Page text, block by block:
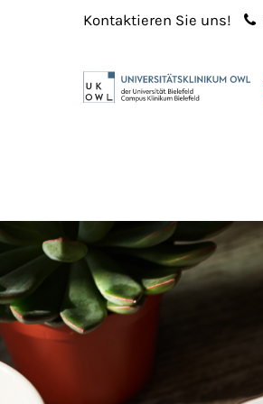
Login
Benutzername
Anmelden
Register
Kontaktieren Sie uns!